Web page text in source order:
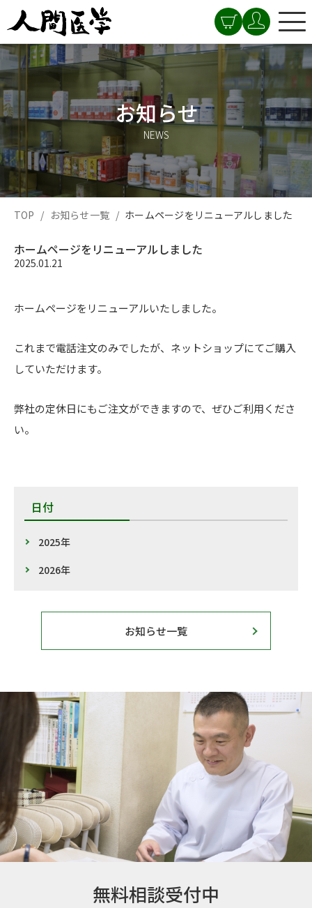
お知らせ
NEWS
TOP お知らせ一覧 ホームページをリニューアルしました
ホームページをリニューアルしました
2025.01.21
ホームページをリニューアルいたしました。
これまで電話注文のみでしたが、ネットショップにてご購入
していただけます。
弊社の定休日にもご注文ができますので、ぜひご利用くださ
い。
日付
2025年
2026年
お知らせ一覧
無料相談受付中